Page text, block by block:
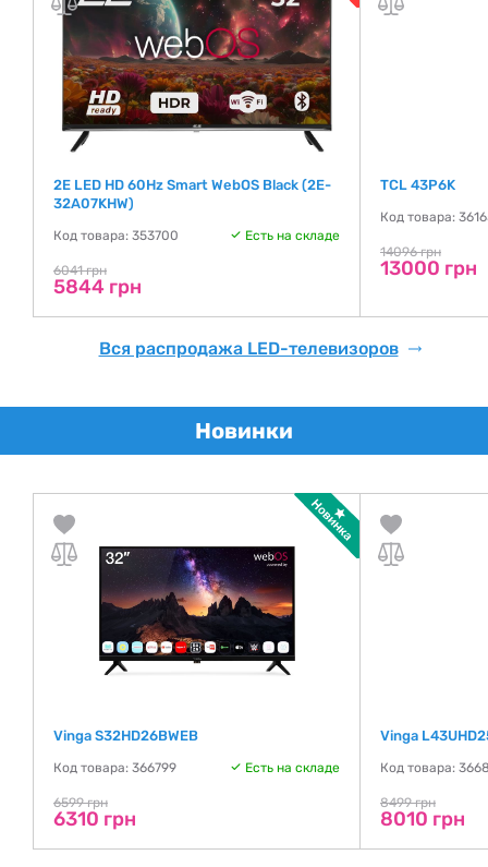
2E LED HD 60Hz Smart WebOS Black (2E-
32A07KHW)
Код товара: 353700 Есть на складе
6041 грн
5844 грн
TCL 43P6K
Код товара:
14096 грн
13000 грн
Вся распродажа LED-телевизоров
Новинки
Vinga S32HD26BWEB
Код товара: 366799 Есть на складе
6599 грн
6310 грн
Vinga
Код товара:
8499 грн
8010 грн